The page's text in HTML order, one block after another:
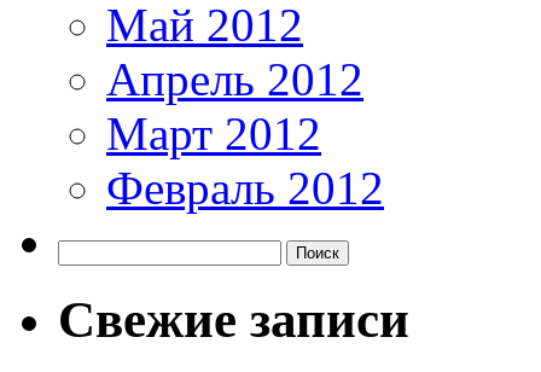
Май 2012
Апрель 2012
Март 2012
Февраль 2012
Свежие записи